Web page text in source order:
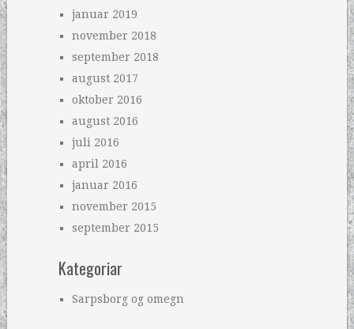
januar 2019
november 2018
september 2018
august 2017
oktober 2016
august 2016
juli 2016
april 2016
januar 2016
november 2015
september 2015
Kategoriar
Sarpsborg og omegn